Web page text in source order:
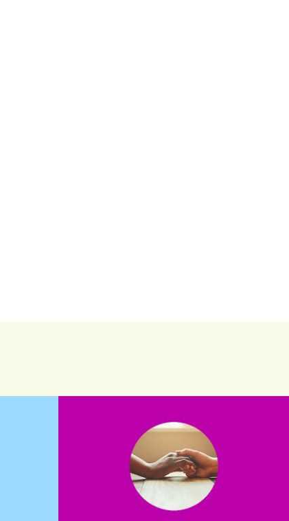
que possam nos ajudar com certos
assuntos. Entre em contato conosco e
saiba como nos ajudar.
saiba mais